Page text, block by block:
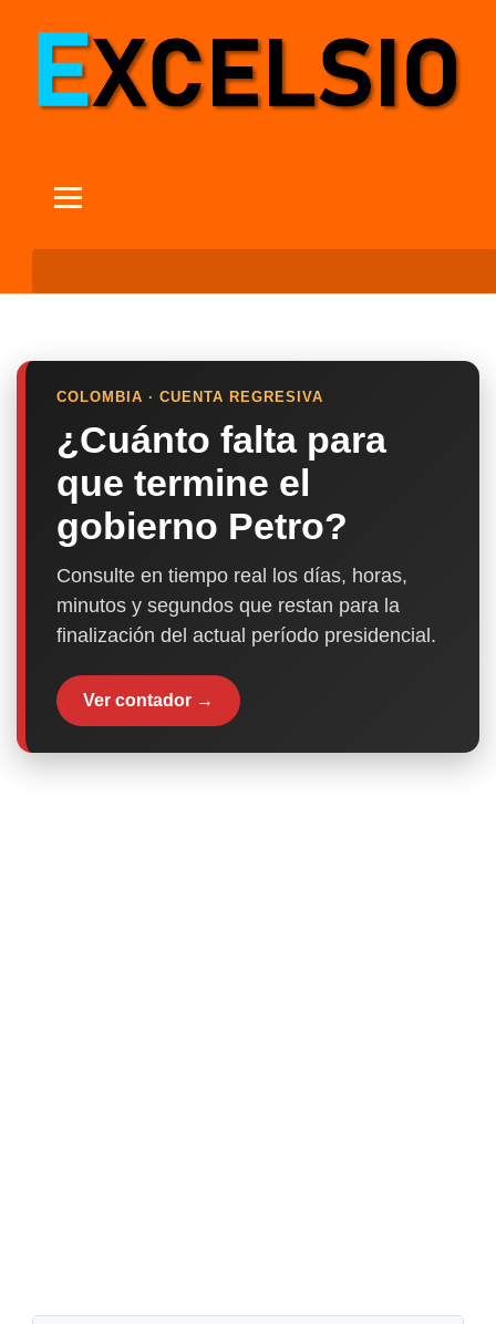
COLOMBIA · CUENTA REGRESIVA
¿Cuánto falta para
que termine el
gobierno Petro?
Consulte en tiempo real los días, horas,
minutos y segundos que restan para la
finalización del actual período presidencial.
Ver contador →